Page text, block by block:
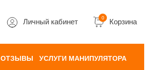
Личный кабинет 0 Корзина
ОТЗЫВЫ УСЛУГИ МАНИПУЛЯТОРА